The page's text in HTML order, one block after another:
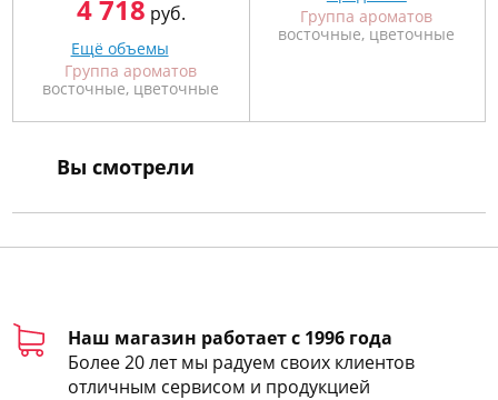
4 718 руб.
Ещё объемы
Группа ароматов
восточные, цветочные
Группа ароматов
восточные, цветочные
Вы смотрели
Наш магазин работает с 1996 года
Более 20 лет мы радуем своих клиентов
отличным сервисом и продукцией